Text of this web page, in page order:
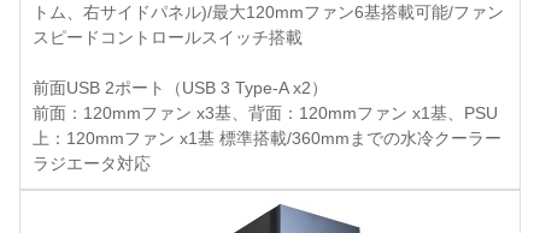
トム、右サイドパネル)/最大120mmファン6基搭載可能/ファン
スピードコントロールスイッチ搭載
前面USB 2ポート（USB 3 Type-A x2）
前面：120mmファン x3基、背面：120mmファン x1基、PSU
上：120mmファン x1基 標準搭載/360mmまでの水冷クーラー
ラジエータ対応